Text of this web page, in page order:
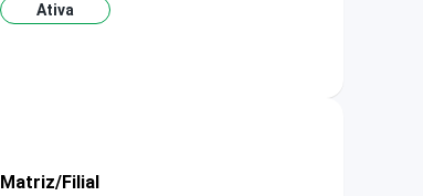
Ativa
Matriz/Filial